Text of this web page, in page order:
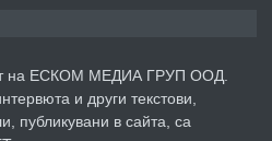
преди 1 година
на ЕСКОМ МЕДИА ГРУП ООД.
и други текстови,
публикувани в сайта, са